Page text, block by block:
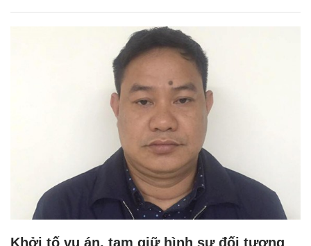
Khởi tố vụ án, tạm giữ hình sự đối tượng